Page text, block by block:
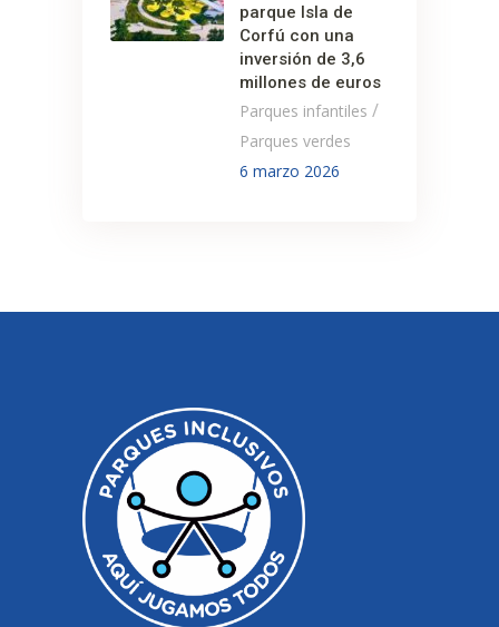
parque Isla de
Corfú con una
inversión de 3,6
millones de euros
Parques infantiles /
Parques verdes
6 marzo 2026